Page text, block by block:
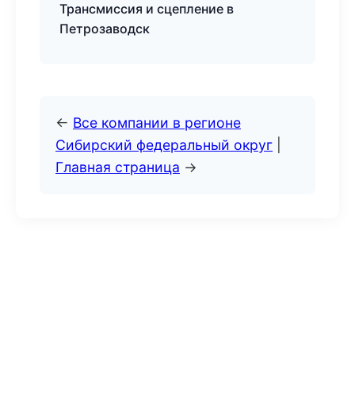
Трансмиссия и сцепление в
Петрозаводск
← Все компании в регионе
Сибирский федеральный округ
Главная страница →